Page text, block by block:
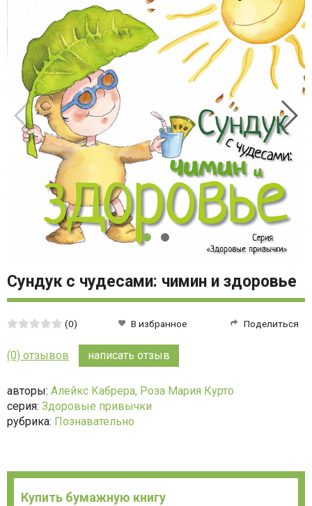
рубрики
Сундук с чудесами: чимин и здоровье
Средняя
из
(0) В избранное Поделиться
(0) отзывов написать отзыв
авторы: Алейкс Кабрера, Роза Мария Курто
серия: Здоровые привычки
рубрика: Познавательно
Купить бумажную книгу